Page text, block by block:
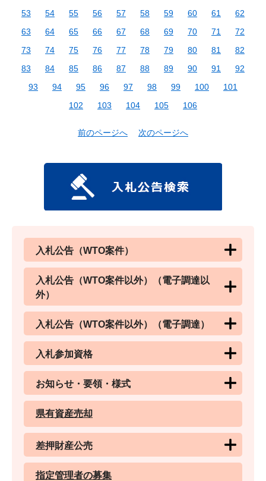
53
54 55 56 57 58 59 60 61
62
63
64 65 66 67 68 69 70 71
72
73
74 75 76 77 78 79 80 81
82
83
84 85 86 87 88 89 90 91
92
93
94 95 96 97 98 99 100
101
102
103 104 105 106
前のページへ 次のページへ
入札公告（WTO案件）
入札公告（WTO案件以外）（電子調達以
外）
入札公告（WTO案件以外）（電子調達）
入札参加資格
お知らせ・要領・様式
県有資産売却
差押財産公売
指定管理者の募集